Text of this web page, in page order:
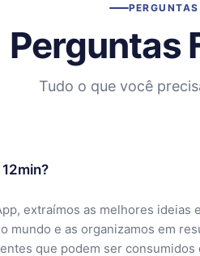
Perguntas
Tudo o que você
extraímos as melhores
mundo e as organizamos em
que podem ser consumidos